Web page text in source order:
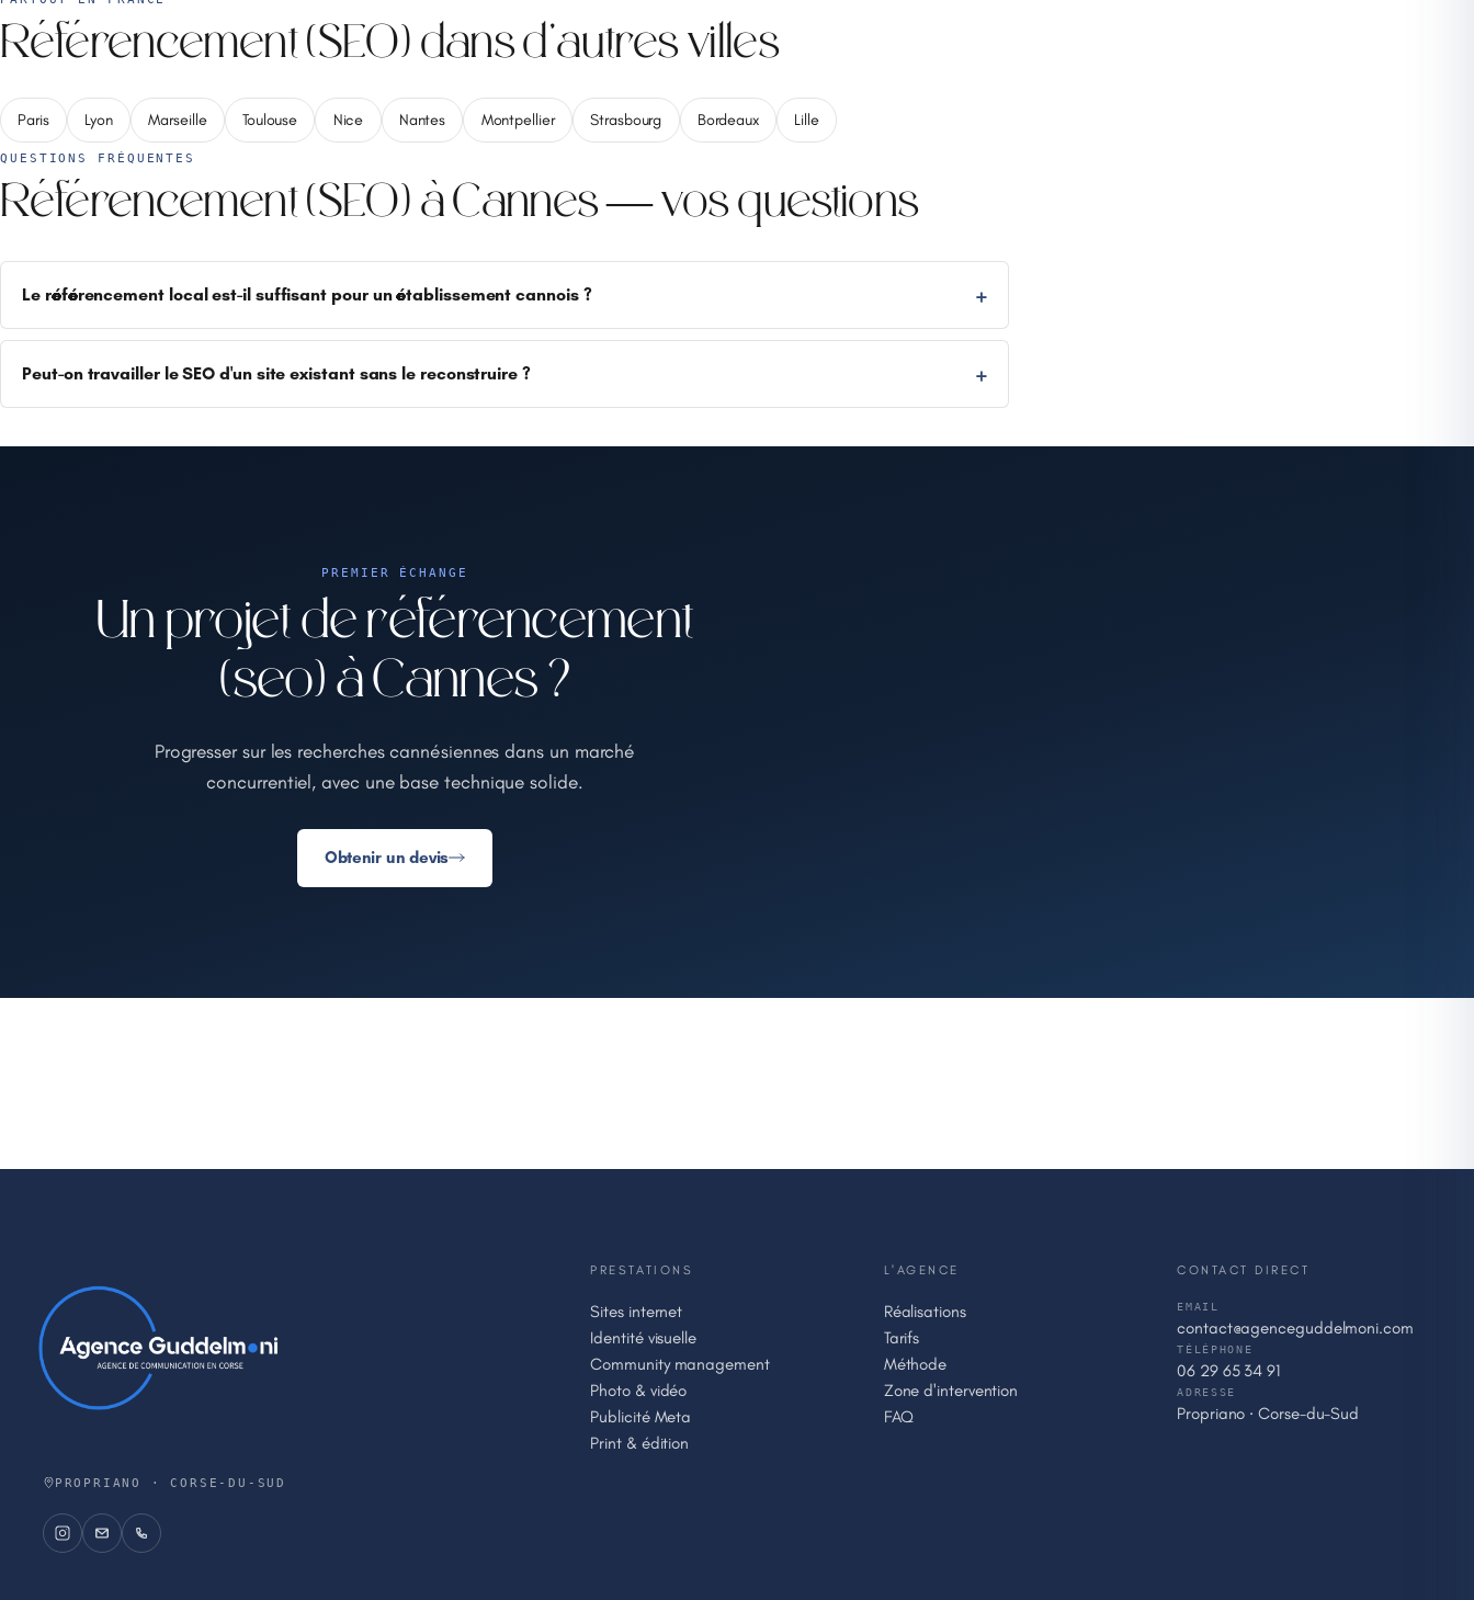
Référencement (SEO) dans d'autres villes
Paris Lyon Marseille Toulouse Nice Nantes Montpellier Strasbourg Bordeaux Lille
QUESTIONS FRÉQUENTES
Référencement (SEO) à Cannes — vos questions
Le référencement local est-il suffisant pour un établissement cannois ?
Peut-on travailler le SEO d'un site existant sans le reconstruire ?
PREMIER ÉCHANGE
Un projet de référencement
(seo) à Cannes ?
Progresser sur les recherches cannésiennes dans un marché
concurrentiel, avec une base technique solide.
Obtenir un devis
PROPRIANO · CORSE-DU-SUD
PRESTATIONS
Sites internet
Identité visuelle
Community management
Photo & vidéo
Publicité Meta
Print & édition
L'AGENCE
Réalisations
Tarifs
Méthode
Zone d'intervention
FAQ
CONTACT DIRECT
EMAIL
contact@agenceguddelmoni.com
TÉLÉPHONE
06 29 65 34 91
ADRESSE
Propriano · Corse-du-Sud